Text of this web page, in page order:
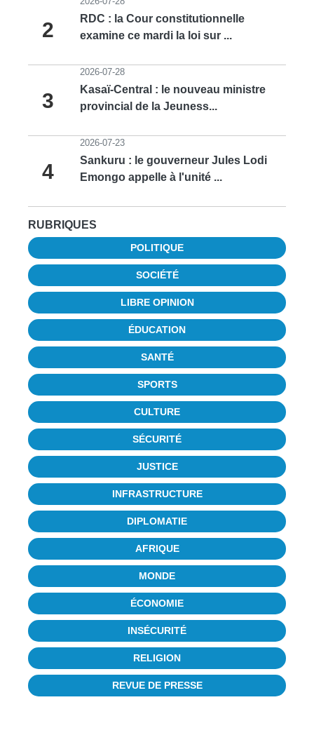
2
RDC : la Cour constitutionnelle
examine ce mardi la loi sur ...
3
2026-07-28
Kasaï-Central : le nouveau ministre
provincial de la Jeuness...
4
2026-07-23
Sankuru : le gouverneur Jules Lodi
Emongo appelle à l'unité ...
RUBRIQUES
POLITIQUE
SOCIÉTÉ
LIBRE OPINION
ÉDUCATION
SANTÉ
SPORTS
CULTURE
SÉCURITÉ
JUSTICE
INFRASTRUCTURE
DIPLOMATIE
AFRIQUE
MONDE
ÉCONOMIE
INSÉCURITÉ
RELIGION
REVUE DE PRESSE